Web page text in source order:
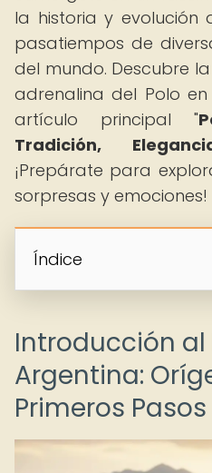
la historia y evolución
pasatiempos de
del mundo. Descubre
adrenalina del Polo
artículo principal "
Tradición,
¡Prepárate para
sorpresas y emociones!
Índice
Introducción al
Argentina:
Primeros Pasos